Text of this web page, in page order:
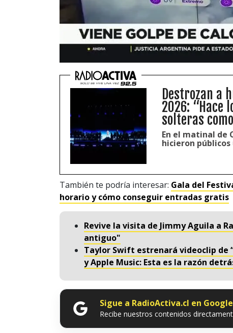
Destrozan a
2026: “Hace
solteras
En el matinal de
hicieron
También te podría interesar: Gala del
horario y cómo conseguir entradas gratis
Revive la visita de Jimmy Aguila a
antiguo"
Taylor Swift estrenará videoclip de
y Apple Music: Esta es la razón
Sigue a RadioActiva.cl en
Recibe nuestros contenidos